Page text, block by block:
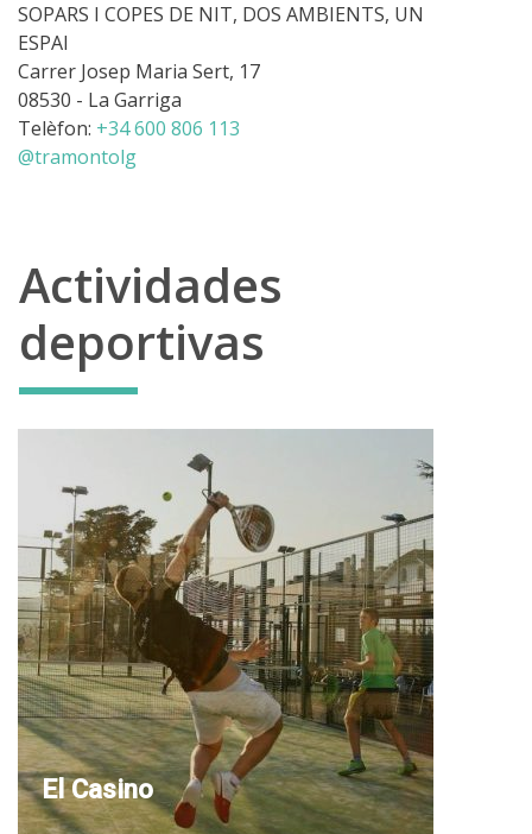
SOPARS I COPES DE NIT, DOS AMBIENTS, UN
ESPAI
Carrer Josep Maria Sert, 17
08530 - La Garriga
Telèfon: +34 600 806 113
@tramontolg
Actividades
deportivas
El Casino